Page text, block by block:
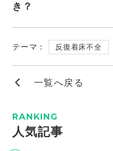
き？
テーマ： 反復着床不全
一覧へ戻る
RANKING
⼈気記事